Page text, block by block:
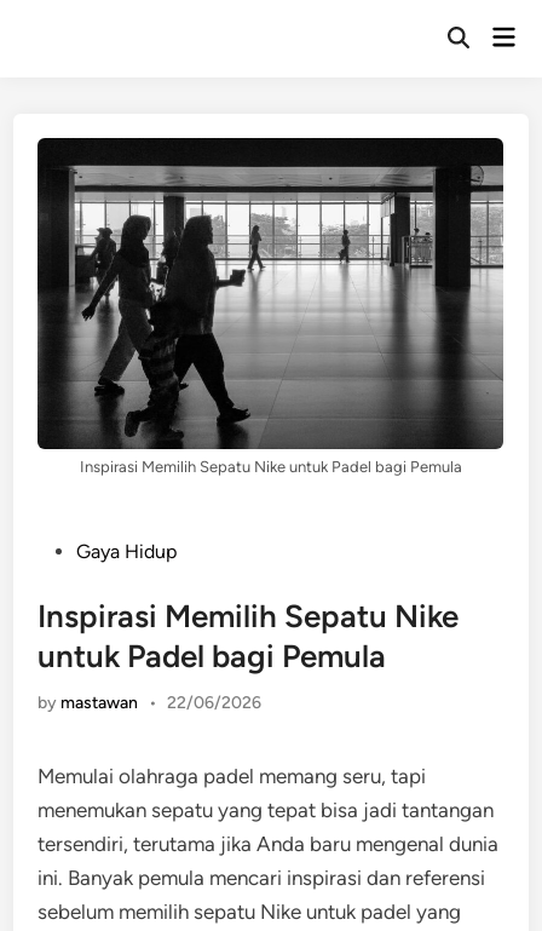
Open
Inspirasi Memilih Sepatu Nike untuk Padel bagi Pemula
PostedGaya Hidup
Inspirasi Memilih Sepatu Nike
untuk Padel bagi Pemula
by mastawan • 22/06/2026
Memulai olahraga padel memang seru, tapi
menemukan sepatu yang tepat bisa jadi tantangan
tersendiri, terutama jika Anda baru mengenal dunia
ini. Banyak pemula mencari inspirasi dan referensi
sebelum memilih sepatu Nike untuk padel yang